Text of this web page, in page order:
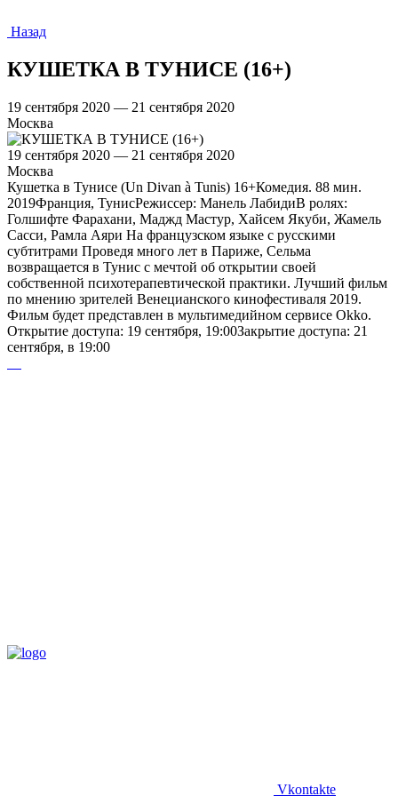
Назад
КУШЕТКА В ТУНИСЕ (16+)
19 сентября 2020 — 21 сентября 2020
Москва
19 сентября 2020 — 21 сентября 2020
Москва
Кушетка в Тунисе (Un Divan à Tunis) 16+Комедия. 88 мин.
2019Франция, ТунисРежиссер: Манель ЛабидиВ ролях:
Голшифте Фарахани, Маджд Мастур, Хайсем Якуби, Жамель
Сасси, Рамла Аяри На французском языке с русскими
субтитрами Проведя много лет в Париже, Сельма
возвращается в Тунис с мечтой об открытии своей
собственной психотерапевтической практики. Лучший фильм
по мнению зрителей Венецианского кинофестиваля 2019.
Фильм будет представлен в мультимедийном сервисе Оkko.
Открытие доступа: 19 сентября, 19:00Закрытие доступа: 21
сентября, в 19:00
Vkontakte